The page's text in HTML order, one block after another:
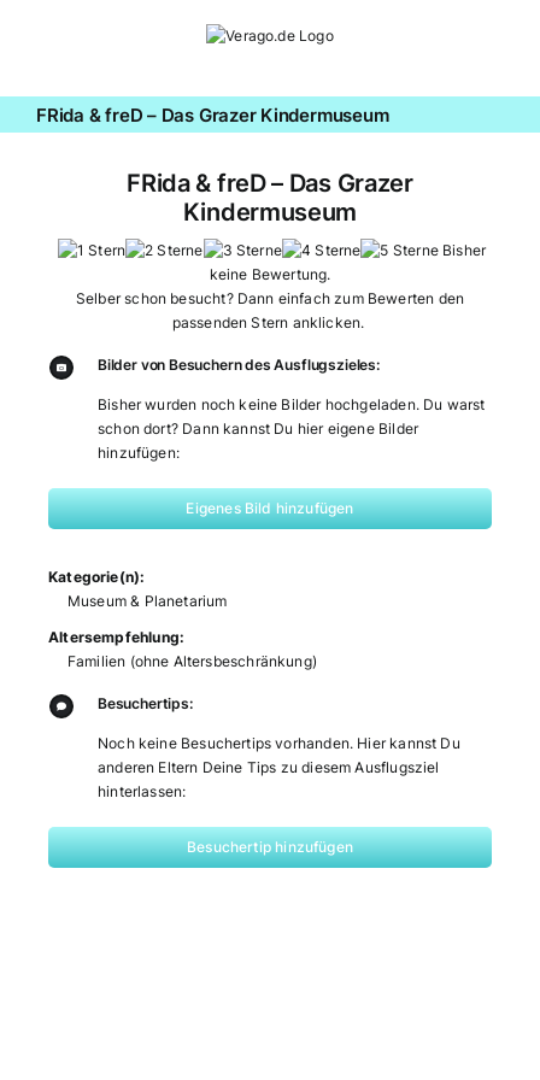
FRida & freD – Das Grazer Kindermuseum
FRida & freD – Das Grazer
Kindermuseum
Bisher
keine Bewertung.
Selber schon besucht? Dann einfach zum Bewerten den
passenden Stern anklicken.
Bilder von Besuchern des Ausflugszieles:
Bisher wurden noch keine Bilder hochgeladen. Du warst
schon dort? Dann kannst Du hier eigene Bilder
hinzufügen:
Eigenes Bild hinzufügen
Kategorie(n):
Museum & Planetarium
Altersempfehlung:
Familien (ohne Altersbeschränkung)
Besuchertips:
Noch keine Besuchertips vorhanden. Hier kannst Du
anderen Eltern Deine Tips zu diesem Ausflugsziel
hinterlassen:
Besuchertip hinzufügen